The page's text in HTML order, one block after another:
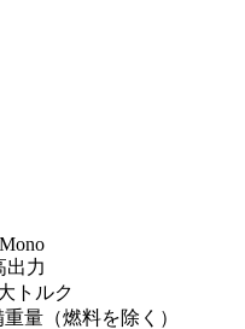
出力
トルク
量（燃料を除く）